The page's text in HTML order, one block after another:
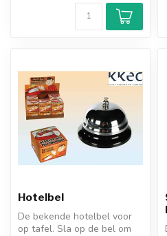
Hotelbel
De bekende hotelbel voor
op tafel. Sla op de bel om